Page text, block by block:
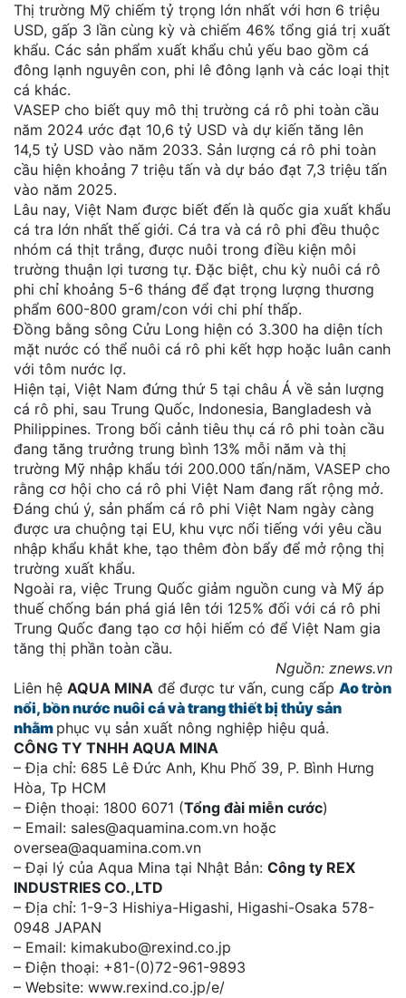
Thị trường Mỹ chiếm tỷ trọng lớn nhất với hơn 6 triệu
USD, gấp 3 lần cùng kỳ và chiếm 46% tổng giá trị xuất
khẩu. Các sản phẩm xuất khẩu chủ yếu bao gồm cá
đông lạnh nguyên con, phi lê đông lạnh và các loại thịt
cá khác.
VASEP cho biết quy mô thị trường cá rô phi toàn cầu
năm 2024 ước đạt 10,6 tỷ USD và dự kiến tăng lên
14,5 tỷ USD vào năm 2033. Sản lượng cá rô phi toàn
cầu hiện khoảng 7 triệu tấn và dự báo đạt 7,3 triệu tấn
vào năm 2025.
Lâu nay, Việt Nam được biết đến là quốc gia xuất khẩu
cá tra lớn nhất thế giới. Cá tra và cá rô phi đều thuộc
nhóm cá thịt trắng, được nuôi trong điều kiện môi
trường thuận lợi tương tự. Đặc biệt, chu kỳ nuôi cá rô
phi chỉ khoảng 5-6 tháng để đạt trọng lượng thương
phẩm 600-800 gram/con với chi phí thấp.
Đồng bằng sông Cửu Long hiện có 3.300 ha diện tích
mặt nước có thể nuôi cá rô phi kết hợp hoặc luân canh
với tôm nước lợ.
Hiện tại, Việt Nam đứng thứ 5 tại châu Á về sản lượng
cá rô phi, sau Trung Quốc, Indonesia, Bangladesh và
Philippines. Trong bối cảnh tiêu thụ cá rô phi toàn cầu
đang tăng trưởng trung bình 13% mỗi năm và thị
trường Mỹ nhập khẩu tới 200.000 tấn/năm, VASEP cho
rằng cơ hội cho cá rô phi Việt Nam đang rất rộng mở.
Đáng chú ý, sản phẩm cá rô phi Việt Nam ngày càng
được ưa chuộng tại EU, khu vực nổi tiếng với yêu cầu
nhập khẩu khắt khe, tạo thêm đòn bẩy để mở rộng thị
trường xuất khẩu.
Ngoài ra, việc Trung Quốc giảm nguồn cung và Mỹ áp
thuế chống bán phá giá lên tới 125% đối với cá rô phi
Trung Quốc đang tạo cơ hội hiếm có để Việt Nam gia
tăng thị phần toàn cầu.
Nguồn: znews.vn
Liên hệ AQUA MINA để được tư vấn, cung cấp Ao tròn
nổi, bồn nước nuôi cá và trang thiết bị thủy sản
nhằm phục vụ sản xuất nông nghiệp hiệu quả.
CÔNG TY TNHH AQUA MINA
– Địa chỉ: 685 Lê Đức Anh, Khu Phố 39, P. Bình Hưng
Hòa, Tp HCM
– Điện thoại: 1800 6071 (Tổng đài miễn cước)
– Email: sales@aquamina.com.vn hoặc
oversea@aquamina.com.vn
– Đại lý của Aqua Mina tại Nhật Bản: Công ty REX
INDUSTRIES CO.,LTD
– Địa chỉ: 1-9-3 Hishiya-Higashi, Higashi-Osaka 578-
0948 JAPAN
– Email: kimakubo@rexind.co.jp
– Điện thoại: +81-(0)72-961-9893
– Website: www.rexind.co.jp/e/